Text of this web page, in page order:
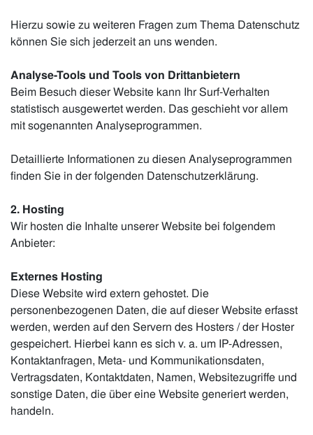
Hierzu sowie zu weiteren Fragen zum Thema Datenschutz
können Sie sich jederzeit an uns wenden.
Analyse-Tools und Tools von Dritt­anbietern
Beim Besuch dieser Website kann Ihr Surf-Verhalten
statistisch ausgewertet werden. Das geschieht vor allem
mit sogenannten Analyseprogrammen.
Detaillierte Informationen zu diesen Analyseprogrammen
finden Sie in der folgenden Datenschutzerklärung.
2. Hosting
Wir hosten die Inhalte unserer Website bei folgendem
Anbieter:
Externes Hosting
Diese Website wird extern gehostet. Die
personenbezogenen Daten, die auf dieser Website erfasst
werden, werden auf den Servern des Hosters / der Hoster
gespeichert. Hierbei kann es sich v. a. um IP-Adressen,
Kontaktanfragen, Meta- und Kommunikationsdaten,
Vertragsdaten, Kontaktdaten, Namen, Websitezugriffe und
sonstige Daten, die über eine Website generiert werden,
handeln.